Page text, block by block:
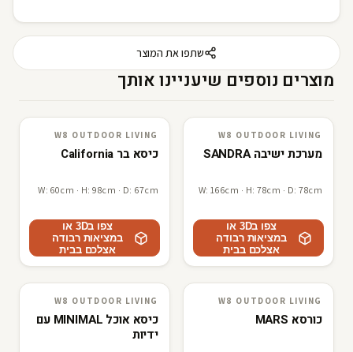
שתפו את המוצר
מוצרים נוספים שיעניינו אותך
3D · AR
W8 outdoor living
W8 OUTDOOR LIVING
מערכת ישיבה SANDRA
W: 166cm · H: 78cm · D: 78cm
צפו ב3D או
במציאות רבודה
אצלכם בבית
3D · AR
W8 outdoor living
W8 OUTDOOR LIVING
כיסא בר California
W: 60cm · H: 98cm · D: 67cm
צפו ב3D או
במציאות רבודה
אצלכם בבית
3D · AR
W8 outdoor living
W8 OUTDOOR LIVING
כורסא MARS
3D · AR
W8 outdoor living
W8 OUTDOOR LIVING
כיסא אוכל MINIMAL עם
ידיות